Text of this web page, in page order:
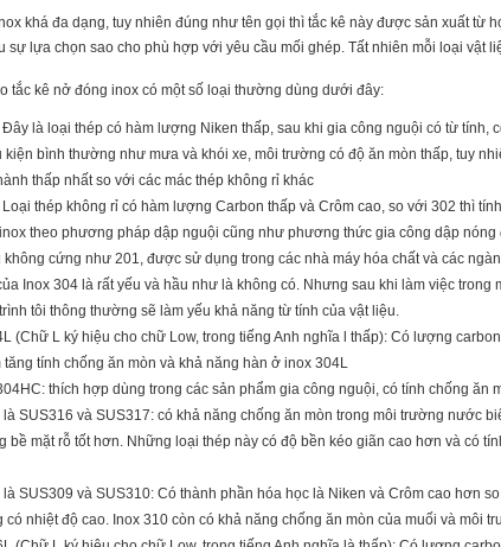
khá đa dạng, tuy nhiên đúng như tên gọi thì tắc kê này được sản xuất từ
lựa chọn sao cho phù hợp với yêu cầu mối ghép. Tất nhiên mỗi loại vật
tắc kê nở đóng inox có một số loại thường dùng dưới đây:
là loại thép có hàm lượng Niken thấp, sau khi gia công nguội có từ tính,
bình thường như mưa và khói xe, môi trường có độ ăn mòn thấp, tuy
thấp nhất so với các mác thép không rỉ khác
thép không rỉ có hàm lượng Carbon thấp và Crôm cao, so với 302 thì
theo phương pháp dập nguội cũng như phương thức gia công dập
cứng như 201, được sử dụng trong các nhà máy hóa chất và các
Inox 304 là rất yếu và hầu như là không có. Nhưng sau khi làm việc
tôi thông thường sẽ làm yếu khả năng từ tính của vật liệu.
(Chữ L ký hiệu cho chữ Low, trong tiếng Anh nghĩa l thấp): Có lượng
tính chống ăn mòn và khả năng hàn ở inox 304L
thích hợp dùng trong các sản phẩm gia công nguội, có tính chống ăn
SUS316 và SUS317: có khả năng chống ăn mòn trong môi trường nước
bề mặt rỗ tốt hơn. Những loại thép này có độ bền kéo giãn cao hơn và có
là SUS309 và SUS310: Có thành phần hóa học là Niken và Crôm cao hơn
nhiệt độ cao. Inox 310 còn có khả năng chống ăn mòn của muối và môi